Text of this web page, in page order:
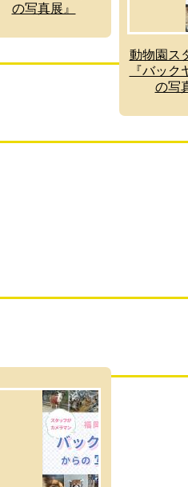
の写真展』
動物園ス
『バック
の写